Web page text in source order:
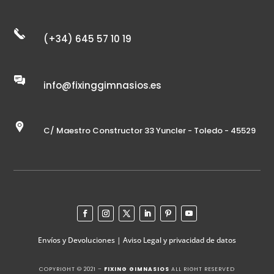
(+34) 645 57 10 19
info@fixinggimnasios.es
C/ Maestro Constructor 33 Yuncler - Toledo - 45529
Envíos y Devoluciones | Aviso Legal y privacidad de datos
COPYRIGHT © 2021 – FIXING GIMNASIOS ALL RIGHT RESERVED